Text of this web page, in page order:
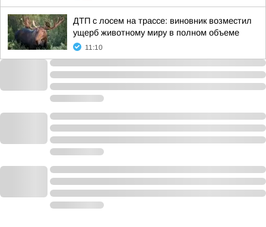
ДТП с лосем на трассе: виновник возместил
ущерб животному миру в полном объеме
11:10